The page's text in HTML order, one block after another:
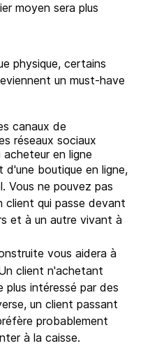
moyen sera plus
physique, certains
un must-have
canaux de
réseaux sociaux
en ligne
d'une boutique en ligne,
Vous ne pouvez pas
client qui passe devant
et à un autre vivant à
vous aidera à
client n'achetant
plus intéressé par des
un client passant
probablement
à la caisse.